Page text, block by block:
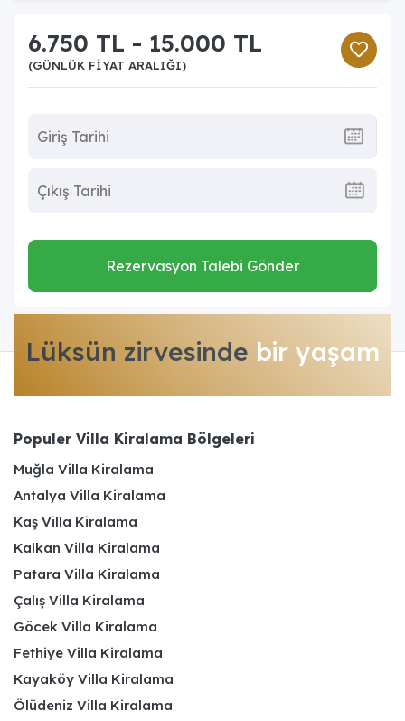
6.750 TL - 15.000 TL
(GÜNLÜK FIYAT ARALIĞI)
Rezervasyon Talebi Gönder
Lüksün zirvesinde bir yaşam
Populer Villa Kiralama Bölgeleri
Muğla Villa Kiralama
Antalya Villa Kiralama
Kaş Villa Kiralama
Kalkan Villa Kiralama
Patara Villa Kiralama
Çalış Villa Kiralama
Göcek Villa Kiralama
Fethiye Villa Kiralama
Kayaköy Villa Kiralama
Ölüdeniz Villa Kiralama